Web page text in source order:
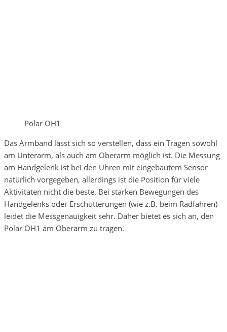
Polar OH1
Das Armband lässt sich so verstellen, dass ein Tragen sowohl
am Unterarm, als auch am Oberarm möglich ist. Die Messung
am Handgelenk ist bei den Uhren mit eingebautem Sensor
natürlich vorgegeben, allerdings ist die Position für viele
Aktivitäten nicht die beste. Bei starken Bewegungen des
Handgelenks oder Erschütterungen (wie z.B. beim Radfahren)
leidet die Messgenauigkeit sehr. Daher bietet es sich an, den
Polar OH1 am Oberarm zu tragen.